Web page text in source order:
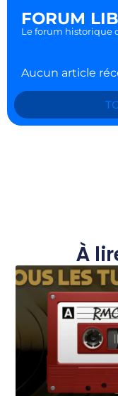
FORUM
Le forum historique
Aucun article
À